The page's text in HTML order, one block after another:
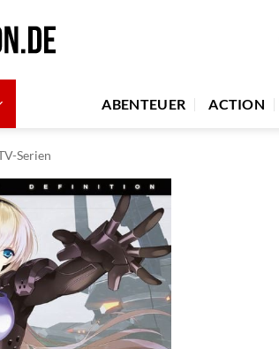
ABENTEUER ACTION
Serien